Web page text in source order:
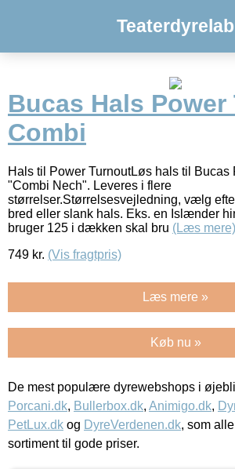
Teaterdyrelab
Bucas Hals
Combi
Hals til Power TurnoutLøs hals til Bucas
"Combi Nech". Leveres i flere
størrelser.Størrelsesvejledning, vælg
bred eller slank hals. Eks. en Islænder
bruger 125 i dækken skal bru (Læs mere)
749 kr. (Vis fragtpris)
Læs mere »
Køb nu »
De mest populære dyrewebshops i
Porcani.dk, Bullerbox.dk, Animigo.dk,
PetLux.dk og DyreVerdenen.dk, som
sortiment til gode priser.